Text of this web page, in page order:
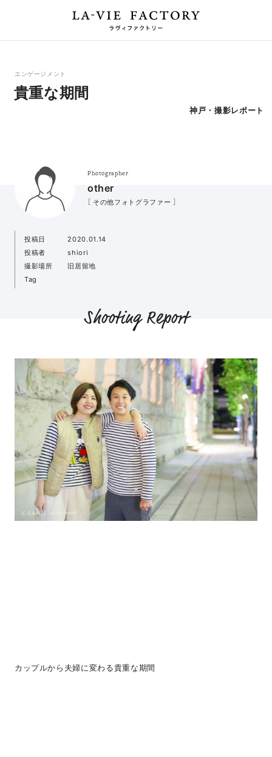
エンゲージメント
貴重な期間
神戸・撮影レポート
Photographer
other
［ その他フォトグラファー ］
投稿日
2020.01.14
投稿者
shiori
撮影場所
旧居留地
Tag
Shooting Report
カップルから夫婦に変わる貴重な期間